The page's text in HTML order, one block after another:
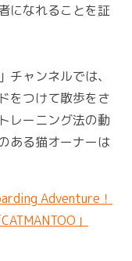
になれることを証
ャンネルでは、
をつけて散歩をさ
レーニング法の動
ある猫オーナーは
Adventure！
」